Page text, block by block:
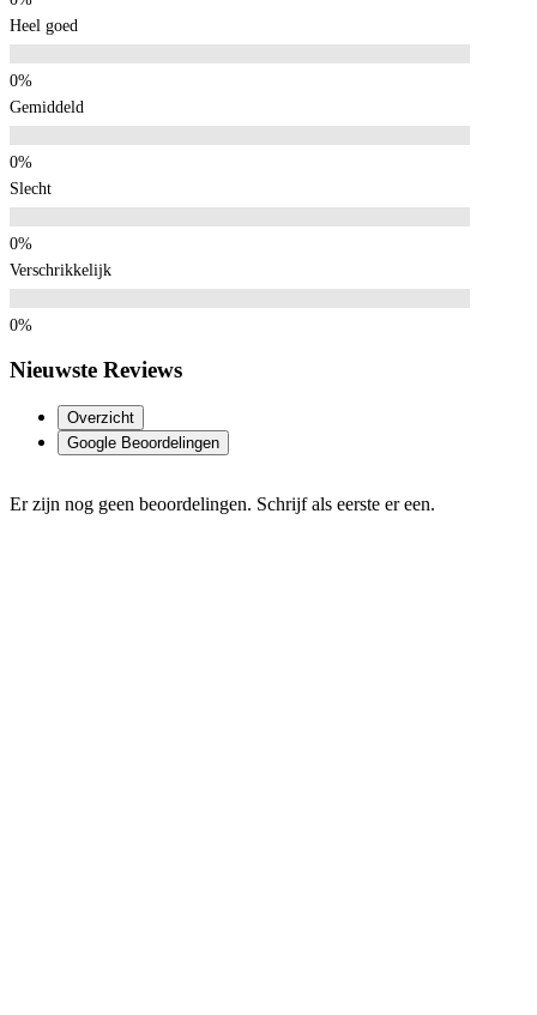
Heel goed
Gemiddeld
Slecht
Verschrikkelijk
Nieuwste Reviews
Overzicht
Google Beoordelingen
Er zijn nog geen beoordelingen. Schrijf als eerste er een.